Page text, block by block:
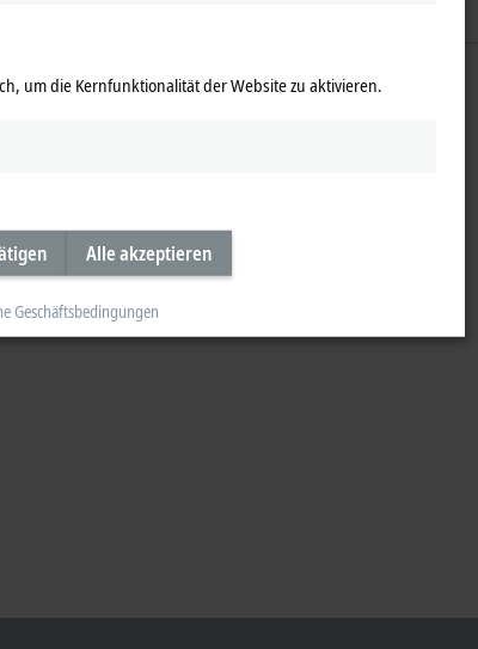
um die Kernfunktionalität der Website zu aktivieren.
Alle akzeptieren
Geschäftsbedingungen